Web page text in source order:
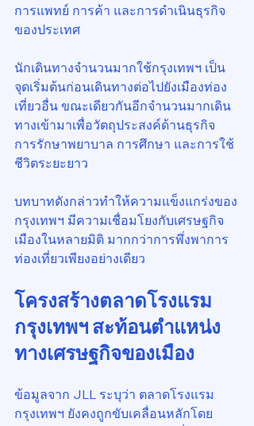
การแพทย์ การค้า และการดำเนินธุรกิจ
ของประเทศ
นักเดินทางจำนวนมากใช้กรุงเทพฯ เป็น
จุดเริ่มต้นก่อนเดินทางต่อไปยังเมืองท่อง
เที่ยวอื่น ขณะเดียวกันอีกจำนวนมากเดิน
ทางเข้ามาเพื่อวัตถุประสงค์ด้านธุรกิจ
การรักษาพยาบาล การศึกษา และการใช้
ชีวิตระยะยาว
บทบาทดังกล่าวทำให้ความแข็งแกร่งของ
กรุงเทพฯ มีความเชื่อมโยงกับเศรษฐกิจ
เมืองในหลายมิติ มากกว่าการพึ่งพาการ
ท่องเที่ยวเพียงอย่างเดียว
โครงสร้างตลาดโรงแรม
กรุงเทพฯ สะท้อนตำแหน่ง
ทางเศรษฐกิจของเมือง
ข้อมูลจาก JLL ระบุว่า ตลาดโรงแรม
กรุงเทพฯ ยังคงถูกขับเคลื่อนหลักโดย